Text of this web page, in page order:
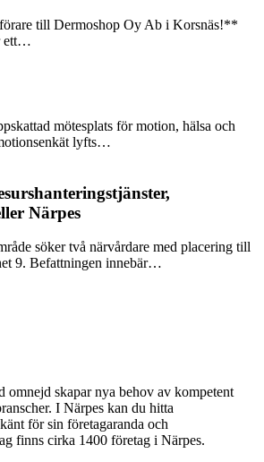
till Dermoshop Oy Ab i Korsnäs!**
ett…
mötesplats för motion, hälsa och
lyfts…
Närpes
söker två närvårdare med placering till
9. Befattningen innebär…
omnejd skapar nya behov av kompetent
I Närpes kan du hitta
för sin företagaranda och
finns cirka 1400 företag i Närpes.